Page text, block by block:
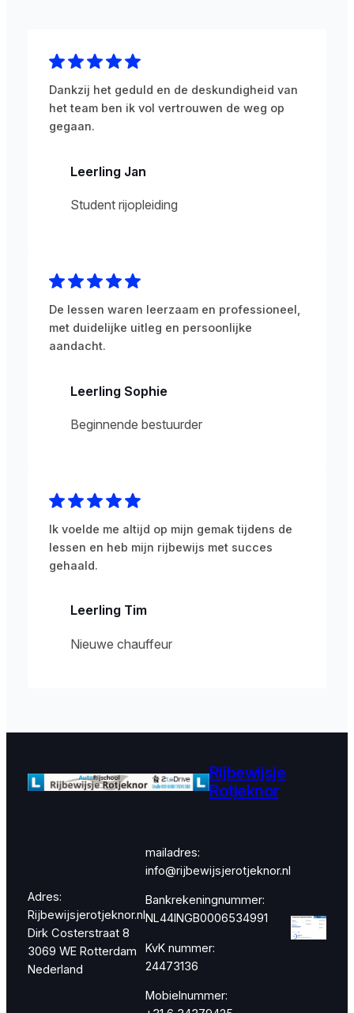
Dankzij het geduld en de deskundigheid van
het team ben ik vol vertrouwen de weg op
gegaan.
Leerling Jan
Student rijopleiding
De lessen waren leerzaam en professioneel,
met duidelijke uitleg en persoonlijke
aandacht.
Leerling Sophie
Beginnende bestuurder
Ik voelde me altijd op mijn gemak tijdens de
lessen en heb mijn rijbewijs met succes
gehaald.
Leerling Tim
Nieuwe chauffeur
Rijbewijsje
Rotjeknor
Adres:
Rijbewijsjerotjeknor.nl
Dirk Costerstraat 8
3069 WE Rotterdam
Nederland
mailadres:
info@rijbewijsjerotjeknor.nl
Bankrekeningnummer:
NL44INGB0006534991
KvK nummer:
24473136
Mobielnummer: